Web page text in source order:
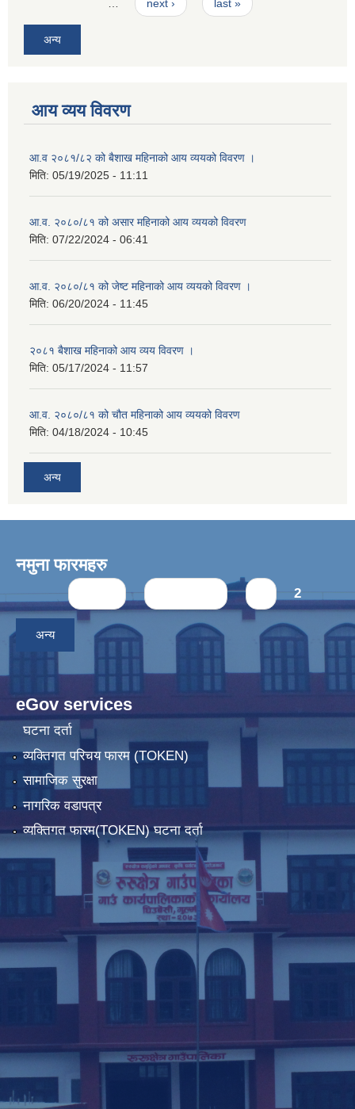
next › last »
अन्य
आय व्यय विवरण
आ.व २०८१/८२ को बैशाख महिनाको आय व्ययको विवरण ।
मिति: 05/19/2025 - 11:11
आ.व. २०८०/८१ को असार महिनाको आय व्ययको विवरण
मिति: 07/22/2024 - 06:41
आ.व. २०८०/८१ को जेष्ट महिनाको आय व्ययको विवरण ।
मिति: 06/20/2024 - 11:45
२०८१ बैशाख महिनाको आय व्यय विवरण ।
मिति: 05/17/2024 - 11:57
आ.व. २०८०/८१ को चौत महिनाको आय व्ययको विवरण
मिति: 04/18/2024 - 10:45
अन्य
नमुना फारमहरु
Pages 2
अन्य
eGov services
घटना दर्ता
व्यक्तिगत परिचय फारम (TOKEN)
सामाजिक सुरक्षा
नागरिक वडापत्र
व्यक्तिगत फारम(TOKEN) घटना दर्ता